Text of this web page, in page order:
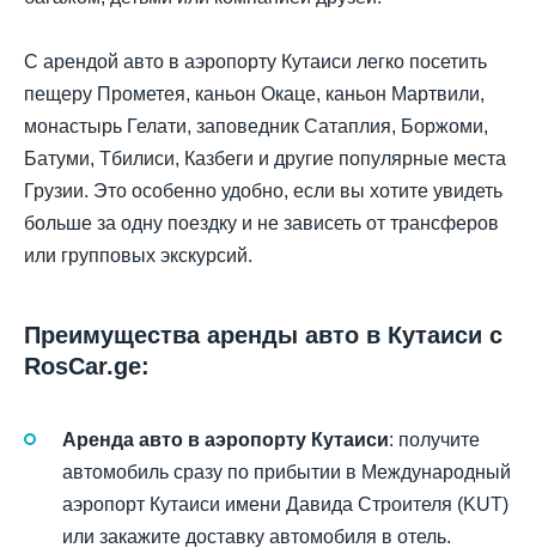
С арендой авто в аэропорту Кутаиси легко посетить
пещеру Прометея, каньон Окаце, каньон Мартвили,
монастырь Гелати, заповедник Сатаплия, Боржоми,
Батуми, Тбилиси, Казбеги и другие популярные места
Грузии. Это особенно удобно, если вы хотите увидеть
больше за одну поездку и не зависеть от трансферов
или групповых экскурсий.
Преимущества аренды авто в Кутаиси с
RosCar.ge:
Аренда авто в аэропорту Кутаиси: получите
автомобиль сразу по прибытии в Международный
аэропорт Кутаиси имени Давида Строителя (KUT)
или закажите доставку автомобиля в отель.